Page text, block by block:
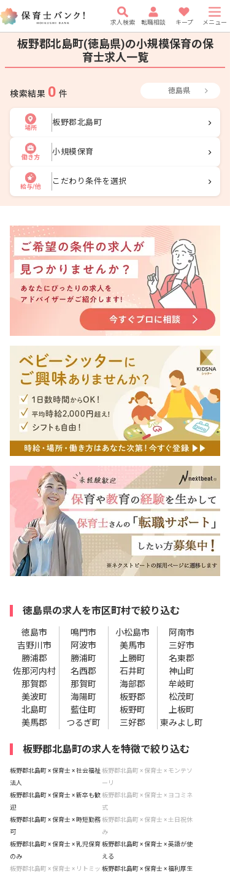
求人検索 転職相談 キープ メニュー
板野郡北島町(徳島県)の小規模保育の保
育士求人一覧
検索結果 0 件 徳島県
場所
板野郡北島町
働き方
小規模保育
給与/他
こだわり条件を選択
徳島県の求人を市区町村で絞り込む
徳島市 鳴門市 小松島市
阿南市
吉野川市
阿波市 美馬市
三好市
勝浦郡
勝浦町 上勝町
名東郡
佐那河内村
名西郡 石井町
神山町
那賀郡
那賀町 海部郡
牟岐町
美波町
海陽町 板野郡
松茂町
北島町
藍住町 板野町
上板町
美馬郡
つるぎ町 三好郡 東みよし町
板野郡北島町の求人を特徴で絞り込む
板野郡北島町 × 保育士 × 社会福祉
法人
板野郡北島町 × 保育士 × モンテソ
ーリ
板野郡北島町 × 保育士 × 新卒も歓
迎
板野郡北島町 × 保育士 × ヨコミネ
式
板野郡北島町 × 保育士 × 時短勤務
可
板野郡北島町 × 保育士 × 土日祝休
み
板野郡北島町 × 保育士 × 乳児保育
のみ
板野郡北島町 × 保育士 × 英語が使
える
板野郡北島町 × 保育士 × リトミッ 板野郡北島町 × 保育士 × 福利厚生